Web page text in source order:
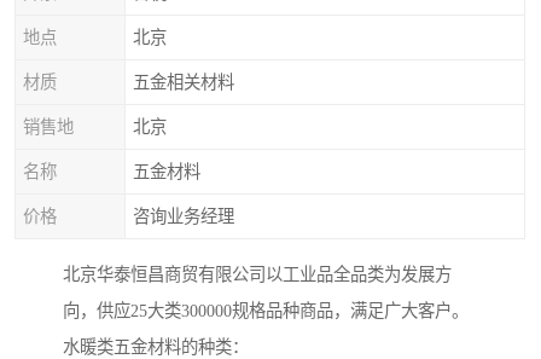
地点 北京
材质 五金相关材料
销售地 北京
名称 五金材料
价格 咨询业务经理
北京华泰恒昌商贸有限公司以工业品全品类为发展方
向，供应25大类300000规格品种商品，满足广大客户。
水暖类五金材料的种类：